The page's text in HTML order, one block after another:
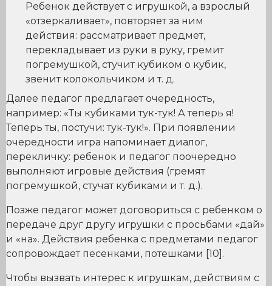
Ребенок действует с игрушкой, а взрослый
«отзеркаливает», повторяет за ним
действия: рассматривает предмет,
перекладывает из руки в руку, гремит
погремушкой, стучит кубиком о кубик,
звенит колокольчиком и т. д.
Далее педагог предлагает очередность,
например: «Ты кубиками тук-тук! А теперь я!
Теперь ты, постучи: тук-тук!». При появлении
очередности игра напоминает диалог,
перекличку: ребенок и педагог поочередно
выполняют игровые действия (гремят
погремушкой, стучат кубиками и т. д.).
Позже педагог может договориться с ребенком о
передаче друг другу игрушки с просьбами «дай»
и «на». Действия ребенка с предметами педагог
сопровождает песенками, потешками [10].
Чтобы вызвать интерес к игрушкам, действиям с